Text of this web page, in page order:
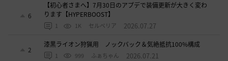
6
【初心者さまへ】7月30日のアプデで装備更新が大きく変わ
ります【HYPERBOOST】
1 1K セルベリア 2026.07.27
2
漆黒ライオン狩猟用 ノックバック＆気絶抵抗100%構成
1 999 ふぁちゃん 2026.07.21